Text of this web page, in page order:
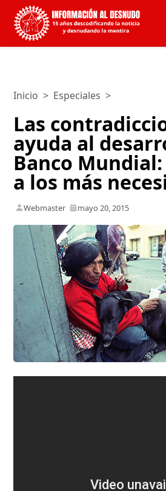
Inicio > Especiales >
Las
ayuda al
Banco
a los más
Webmaster mayo 20, 2015